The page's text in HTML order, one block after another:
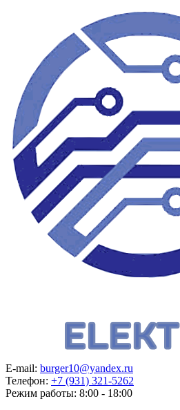
E-mail: burger10@yandex.ru
Телефон: +7 (931) 321-5262
Режим работы: 8:00 - 18:00